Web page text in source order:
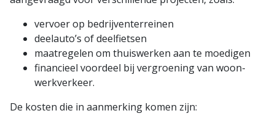
vervoer op bedrijventerreinen
deelauto’s of deelfietsen
maatregelen om thuiswerken aan te moedigen
financieel voordeel bij vergroening van woon-
werkverkeer.
De kosten die in aanmerking komen zijn: